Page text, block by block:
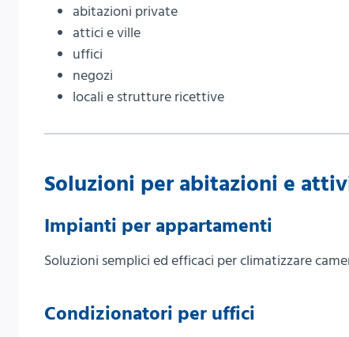
abitazioni private
attici e ville
uffici
negozi
locali e strutture ricettive
Soluzioni per abitazioni e
Impianti per appartamenti
Soluzioni semplici ed efficaci per climatizzare
Condizionatori per uffici